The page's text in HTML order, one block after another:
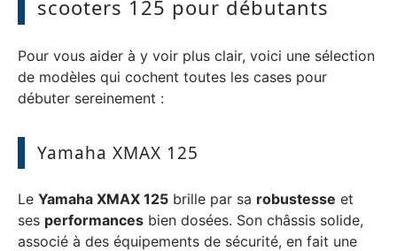
scooters 125 pour débutants
Pour vous aider à y voir plus clair, voici une sélection
de modèles qui cochent toutes les cases pour
débuter sereinement :
Yamaha XMAX 125
Le Yamaha XMAX 125 brille par sa robustesse et
ses performances bien dosées. Son châssis solide,
associé à des équipements de sécurité, en fait une